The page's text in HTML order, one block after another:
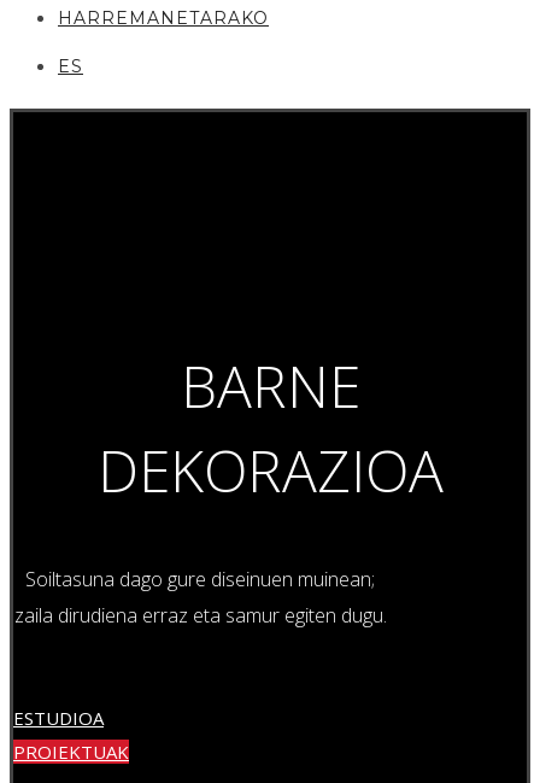
HARREMANETARAKO
ES
BARNE
DEKORAZIOA
Soiltasuna dago gure diseinuen muinean;
zaila dirudiena erraz eta samur egiten dugu.
ESTUDIOA
PROIEKTUAK